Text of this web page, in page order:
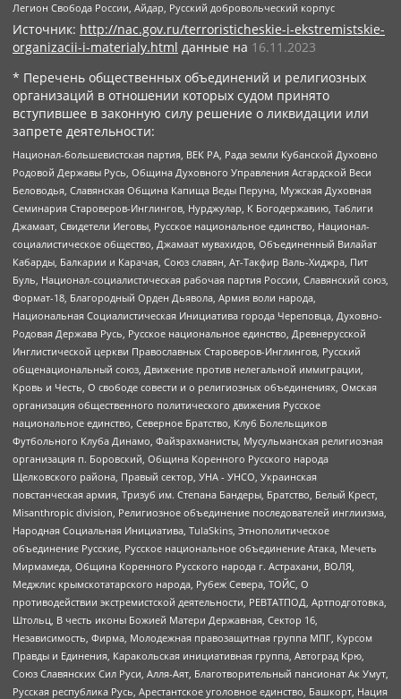
Легион Свобода России, Айдар, Русский добровольческий корпус
Источник: http://nac.gov.ru/terroristicheskie-i-ekstremistskie-
organizacii-i-materialy.html данные на 16.11.2023
* Перечень общественных объединений и религиозных
организаций в отношении которых судом принято
вступившее в законную силу решение о ликвидации или
запрете деятельности:
Национал-большевистская партия, ВЕК РА, Рада земли Кубанской Духовно
Родовой Державы Русь, Община Духовного Управления Асгардской Веси
Беловодья, Славянская Община Капища Веды Перуна, Мужская Духовная
Семинария Староверов-Инглингов, Нурджулар, К Богодержавию, Таблиги
Джамаат, Свидетели Иеговы, Русское национальное единство, Национал-
социалистическое общество, Джамаат мувахидов, Объединенный Вилайат
Кабарды, Балкарии и Карачая, Союз славян, Ат-Такфир Валь-Хиджра, Пит
Буль, Национал-социалистическая рабочая партия России, Славянский союз,
Формат-18, Благородный Орден Дьявола, Армия воли народа,
Национальная Социалистическая Инициатива города Череповца, Духовно-
Родовая Держава Русь, Русское национальное единство, Древнерусской
Инглистической церкви Православных Староверов-Инглингов, Русский
общенациональный союз, Движение против нелегальной иммиграции,
Кровь и Честь, О свободе совести и о религиозных объединениях, Омская
организация общественного политического движения Русское
национальное единство, Северное Братство, Клуб Болельщиков
Футбольного Клуба Динамо, Файзрахманисты, Мусульманская религиозная
организация п. Боровский, Община Коренного Русского народа
Щелковского района, Правый сектор, УНА - УНСО, Украинская
повстанческая армия, Тризуб им. Степана Бандеры, Братство, Белый Крест,
Misanthropic division, Религиозное объединение последователей инглиизма,
Народная Социальная Инициатива, TulaSkins, Этнополитическое
объединение Русские, Русское национальное объединение Атака, Мечеть
Мирмамеда, Община Коренного Русского народа г. Астрахани, ВОЛЯ,
Меджлис крымскотатарского народа, Рубеж Севера, ТОЙС, О
противодействии экстремистской деятельности, РЕВТАТПОД, Артподготовка,
Штольц, В честь иконы Божией Матери Державная, Сектор 16,
Независимость, Фирма, Молодежная правозащитная группа МПГ, Курсом
Правды и Единения, Каракольская инициативная группа, Автоград Крю,
Союз Славянских Сил Руси, Алля-Аят, Благотворительный пансионат Ак Умут,
Русская республика Русь, Арестантское уголовное единство, Башкорт, Нация